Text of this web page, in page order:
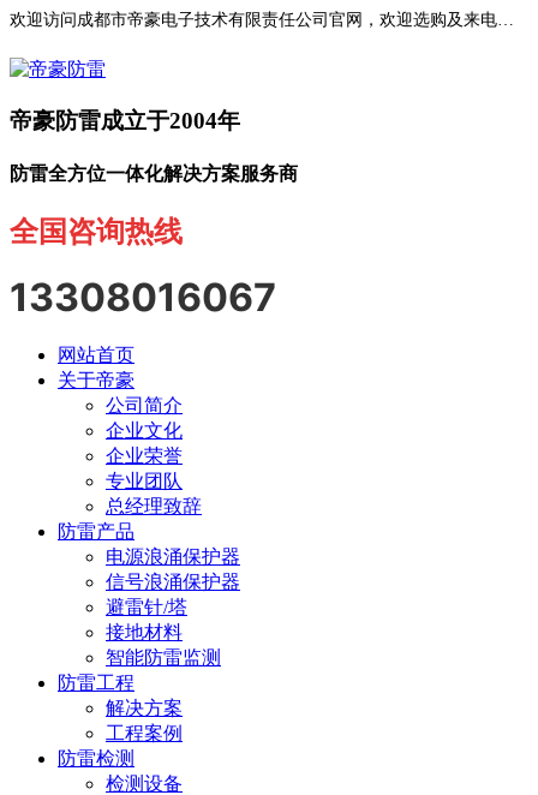
欢迎访问成都市帝豪电子技术有限责任公司官网，欢迎选购及来电咨询！
帝豪防雷成立于2004年
防雷全方位一体化解决方案服务商
全国咨询热线
13308016067
网站首页
关于帝豪
公司简介
企业文化
企业荣誉
专业团队
总经理致辞
防雷产品
电源浪涌保护器
信号浪涌保护器
避雷针/塔
接地材料
智能防雷监测
防雷工程
解决方案
工程案例
防雷检测
检测设备